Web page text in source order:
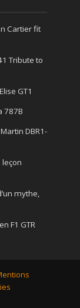
Cartier fit
Tribute to
GT1
787B
DBR1-
leçon
mythe,
F1 GTR